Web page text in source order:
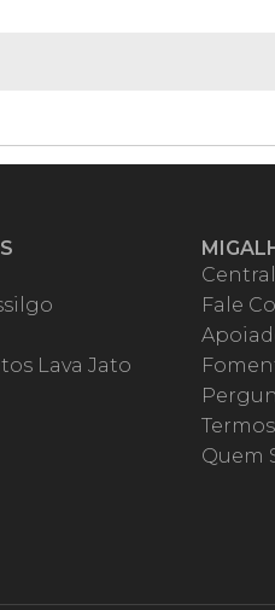
Lava Jato
Fale
Quem